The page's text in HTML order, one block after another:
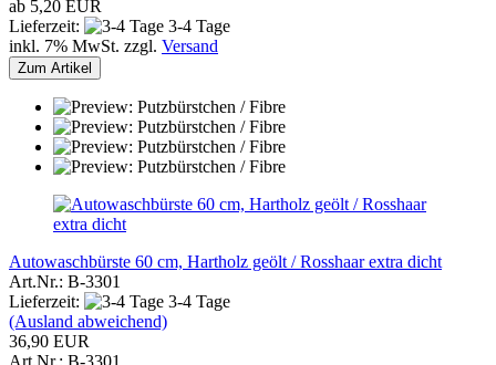
ab 5,20 EUR
Lieferzeit:
3-4 Tage
inkl. 7% MwSt. zzgl. Versand
Zum Artikel
Autowaschbürste 60 cm, Hartholz geölt / Rosshaar extra dicht
Art.Nr.: B-3301
Lieferzeit:
3-4 Tage
(Ausland abweichend)
36,90 EUR
Art.Nr.: B-3301